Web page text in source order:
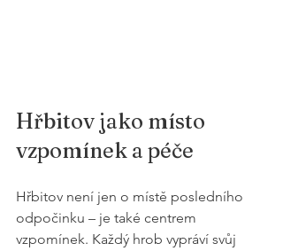
Hřbitov jako místo
vzpomínek a péče
Hřbitov není jen o místě posledního
odpočinku – je také centrem
vzpomínek. Každý hrob vypráví svůj